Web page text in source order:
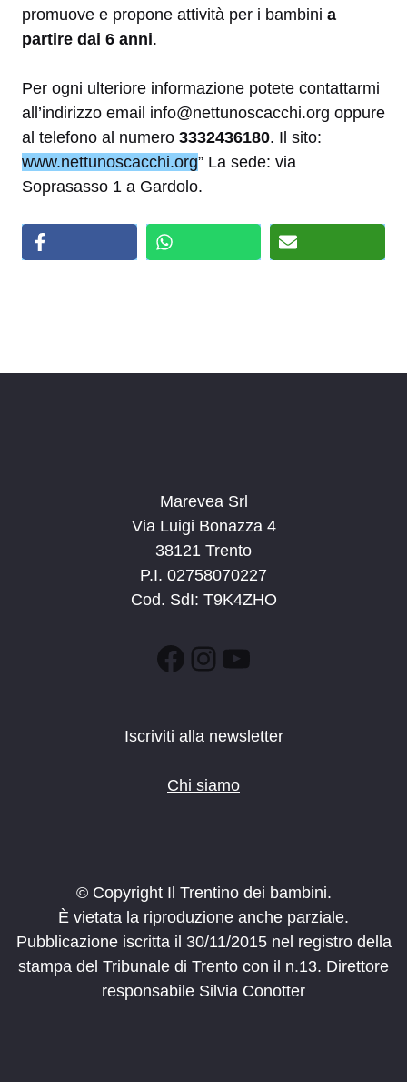
promuove e propone attività per i bambini a
partire dai 6 anni.
Per ogni ulteriore informazione potete contattarmi
all’indirizzo email info@nettunoscacchi.org oppure
al telefono al numero 3332436180. Il sito:
www.nettunoscacchi.org” La sede: via
Soprasasso 1 a Gardolo.
Marevea Srl
Via Luigi Bonazza 4
38121 Trento
P.I. 02758070227
Cod. SdI: T9K4ZHO
Facebook
Instagram
YouTube
Iscriviti alla newsletter
Chi siamo
© Copyright Il Trentino dei bambini.
È vietata la riproduzione anche parziale.
Pubblicazione iscritta il 30/11/2015 nel registro della
stampa del Tribunale di Trento con il n.13. Direttore
responsabile Silvia Conotter